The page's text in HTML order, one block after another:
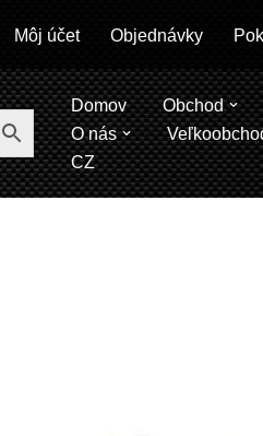
Môj účet Objednávky
Domov Obchod
O nás
CZ